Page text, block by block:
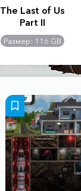
The Last of Us
Part II
Remastered
Размер: 116 GB